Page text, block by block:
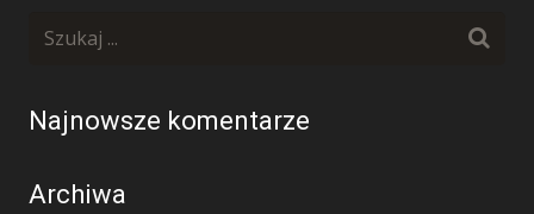
Najnowsze komentarze
Archiwa